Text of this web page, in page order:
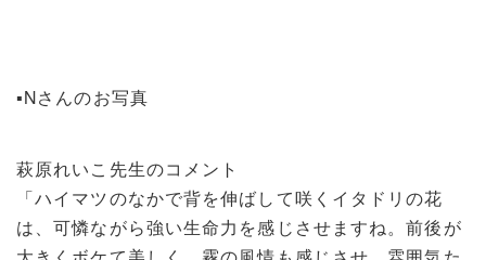
▪️Nさんのお写真
萩原れいこ先生のコメント
「ハイマツのなかで背を伸ばして咲くイタドリの花
は、可憐ながら強い生命力を感じさせますね。前後が